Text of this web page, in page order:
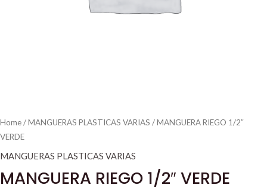
Home/MANGUERAS PLASTICAS VARIAS / MANGUERA RIEGO 1/2″
VERDE
MANGUERAS PLASTICAS VARIAS
MANGUERA RIEGO 1/2″ VERDE